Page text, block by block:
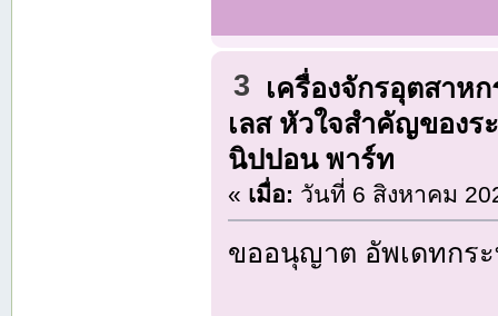
3
เครื่องจักรอุตสาห
เลส หัวใจสำคัญของร
นิปปอน พาร์ท
« เมื่อ: วันที่ 6 สิงหาคม
ขออนุญาต อัพเดทกร